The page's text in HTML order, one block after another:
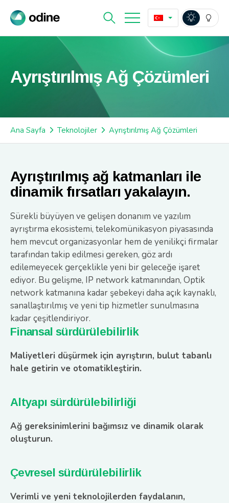
Ayrıştırılmış Ağ Çözümleri
Ana Sayfa Teknolojiler Ayrıştırılmış Ağ Çözümleri
Ayrıştırılmış ağ katmanları ile
dinamik fırsatları yakalayın.
Sürekli büyüyen ve gelişen donanım ve yazılım
ayrıştırma ekosistemi, telekomünikasyon piyasasında
hem mevcut organizasyonlar hem de yenilikçi firmalar
tarafından takip edilmesi gereken, göz ardı
edilemeyecek gerçeklikle yeni bir geleceğe işaret
ediyor. Bu gelişme, IP network katmanından, Optik
network katmanına kadar şebekeyi daha açık kaynaklı,
sanallaştırılmış ve yeni tip hizmetler sunulmasına
kadar çeşitlendiriyor.
Finansal sürdürülebilirlik
Maliyetleri düşürmek için ayrıştırın, bulut tabanlı
hale getirin ve otomatikleştirin.
Altyapı sürdürülebilirliği
Ağ gereksinimlerini bağımsız ve dinamik olarak
oluşturun.
Çevresel sürdürülebilirlik
Verimli ve yeni teknolojilerden faydalanın,